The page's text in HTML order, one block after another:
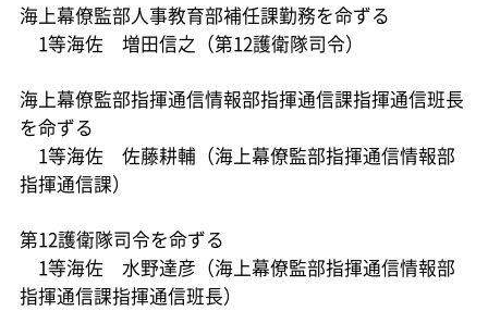
海上幕僚監部人事教育部補任課勤務を命ずる
1等海佐 増田信之（第12護衛隊司令）
海上幕僚監部指揮通信情報部指揮通信課指揮通信班長
を命ずる
1等海佐 佐藤耕輔（海上幕僚監部指揮通信情報部
指揮通信課）
第12護衛隊司令を命ずる
1等海佐 水野達彦（海上幕僚監部指揮通信情報部
指揮通信課指揮通信班長）